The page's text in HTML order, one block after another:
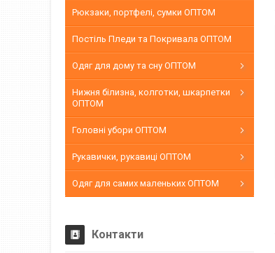
Рюкзаки, портфелі, сумки ОПТОМ
Постіль Пледи та Покривала ОПТОМ
Одяг для дому та сну ОПТОМ
Нижня білизна, колготки, шкарпетки
ОПТОМ
Головні убори ОПТОМ
Рукавички, рукавиці ОПТОМ
Одяг для самих маленьких ОПТОМ
Контакти